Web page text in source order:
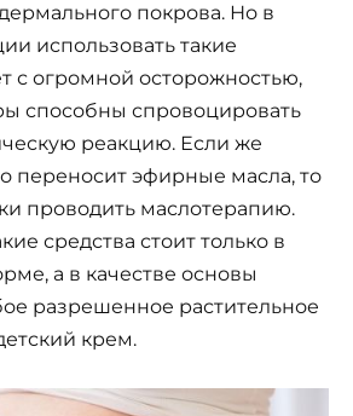
покрова. Но в
использовать такие
с огромной осторожностью,
способны спровоцировать
реакцию. Если же
переносит эфирные масла, то
проводить маслотерапию.
средства стоит только в
а в качестве основы
разрешенное растительное
крем.